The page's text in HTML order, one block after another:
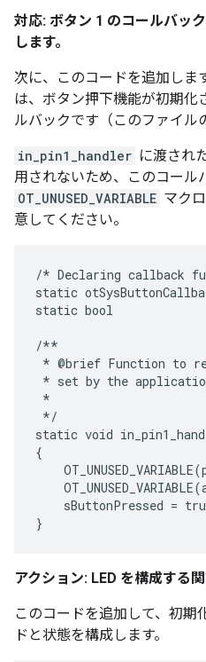
対応: ボタン 1 のコールバッ
します。
次に、このコードを追加します
は、ボタン押下機能が初期化
ルバックです（このファイル
in_pin1_handler に渡され
用されないため、このコール
OT_UNUSED_VARIABLE マク
意してください。
/* Declaring callback
static
static bool
/**
* @brief Function to
* set by the
*
*/
static void
{
sButtonPressed =
アクション: LED を構成する関
このコードを追加して、初期
ドと状態を構成します。